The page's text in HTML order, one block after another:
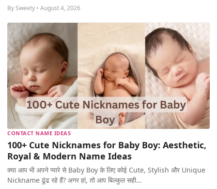
By Sweety • August 4, 2026
CONTACT NAME IDEAS
100+ Cute Nicknames for Baby Boy: Aesthetic,
Royal & Modern Name Ideas
क्या आप भी अपने प्यारे से Baby Boy के लिए कोई Cute, Stylish और Unique
Nickname ढूंढ रहे हैं? अगर हां, तो आप बिल्कुल सही...